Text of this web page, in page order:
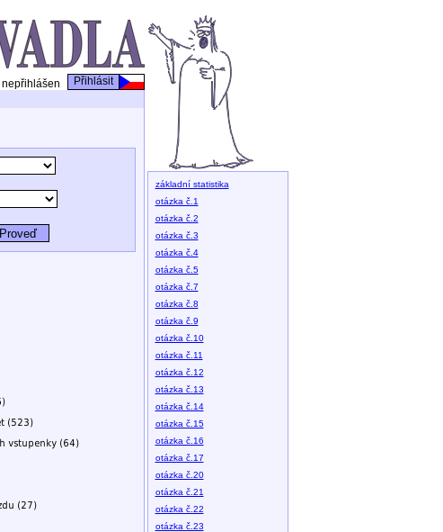
nepřihlášen Přihlásit
základní statistika
otázka č.1
otázka č.2
otázka č.3
otázka č.4
otázka č.5
otázka č.7
otázka č.8
otázka č.9
otázka č.10
otázka č.11
otázka č.12
otázka č.13
otázka č.14
otázka č.15
otázka č.16
otázka č.17
otázka č.20
otázka č.21
otázka č.22
otázka č.23